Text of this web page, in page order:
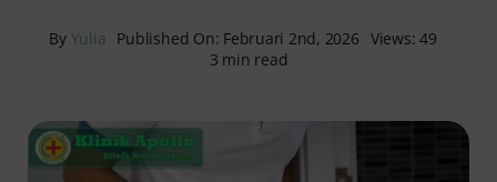
By Yulia Published On: Februari 2nd, 2026 Views: 49
3 min read